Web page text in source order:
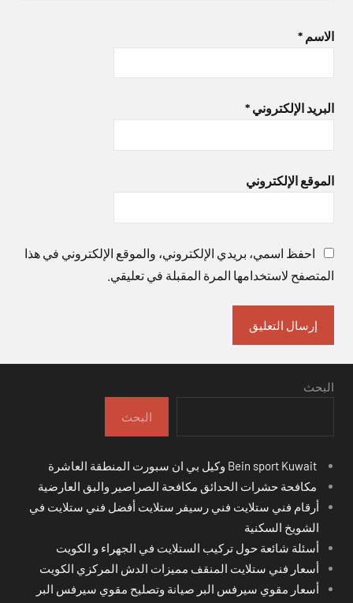
الاسم *
البريد الإلكتروني *
الموقع الإلكتروني
احفظ اسمي، بريدي الإلكتروني، والموقع الإلكتروني في هذا
المتصفح لاستخدامها المرة المقبلة في تعليقي.
البحث
البحث
مكافحة حشرات الحدائق مكافحة الصراصير والبق العارضية
أرقام فني ستلايت فني رسيفر ستلايت أفضل فني ستلايت في
الشويخ السكنية
أسئلة شائعة حول تركيب الستلايت في الجهراء و الكويت
أسعار فني ستلايت المنقف مميزات الدش المركزي الكويت
أسعار مقوي سيرفس البر صيانة وتصليح مقوي سيرفس البر